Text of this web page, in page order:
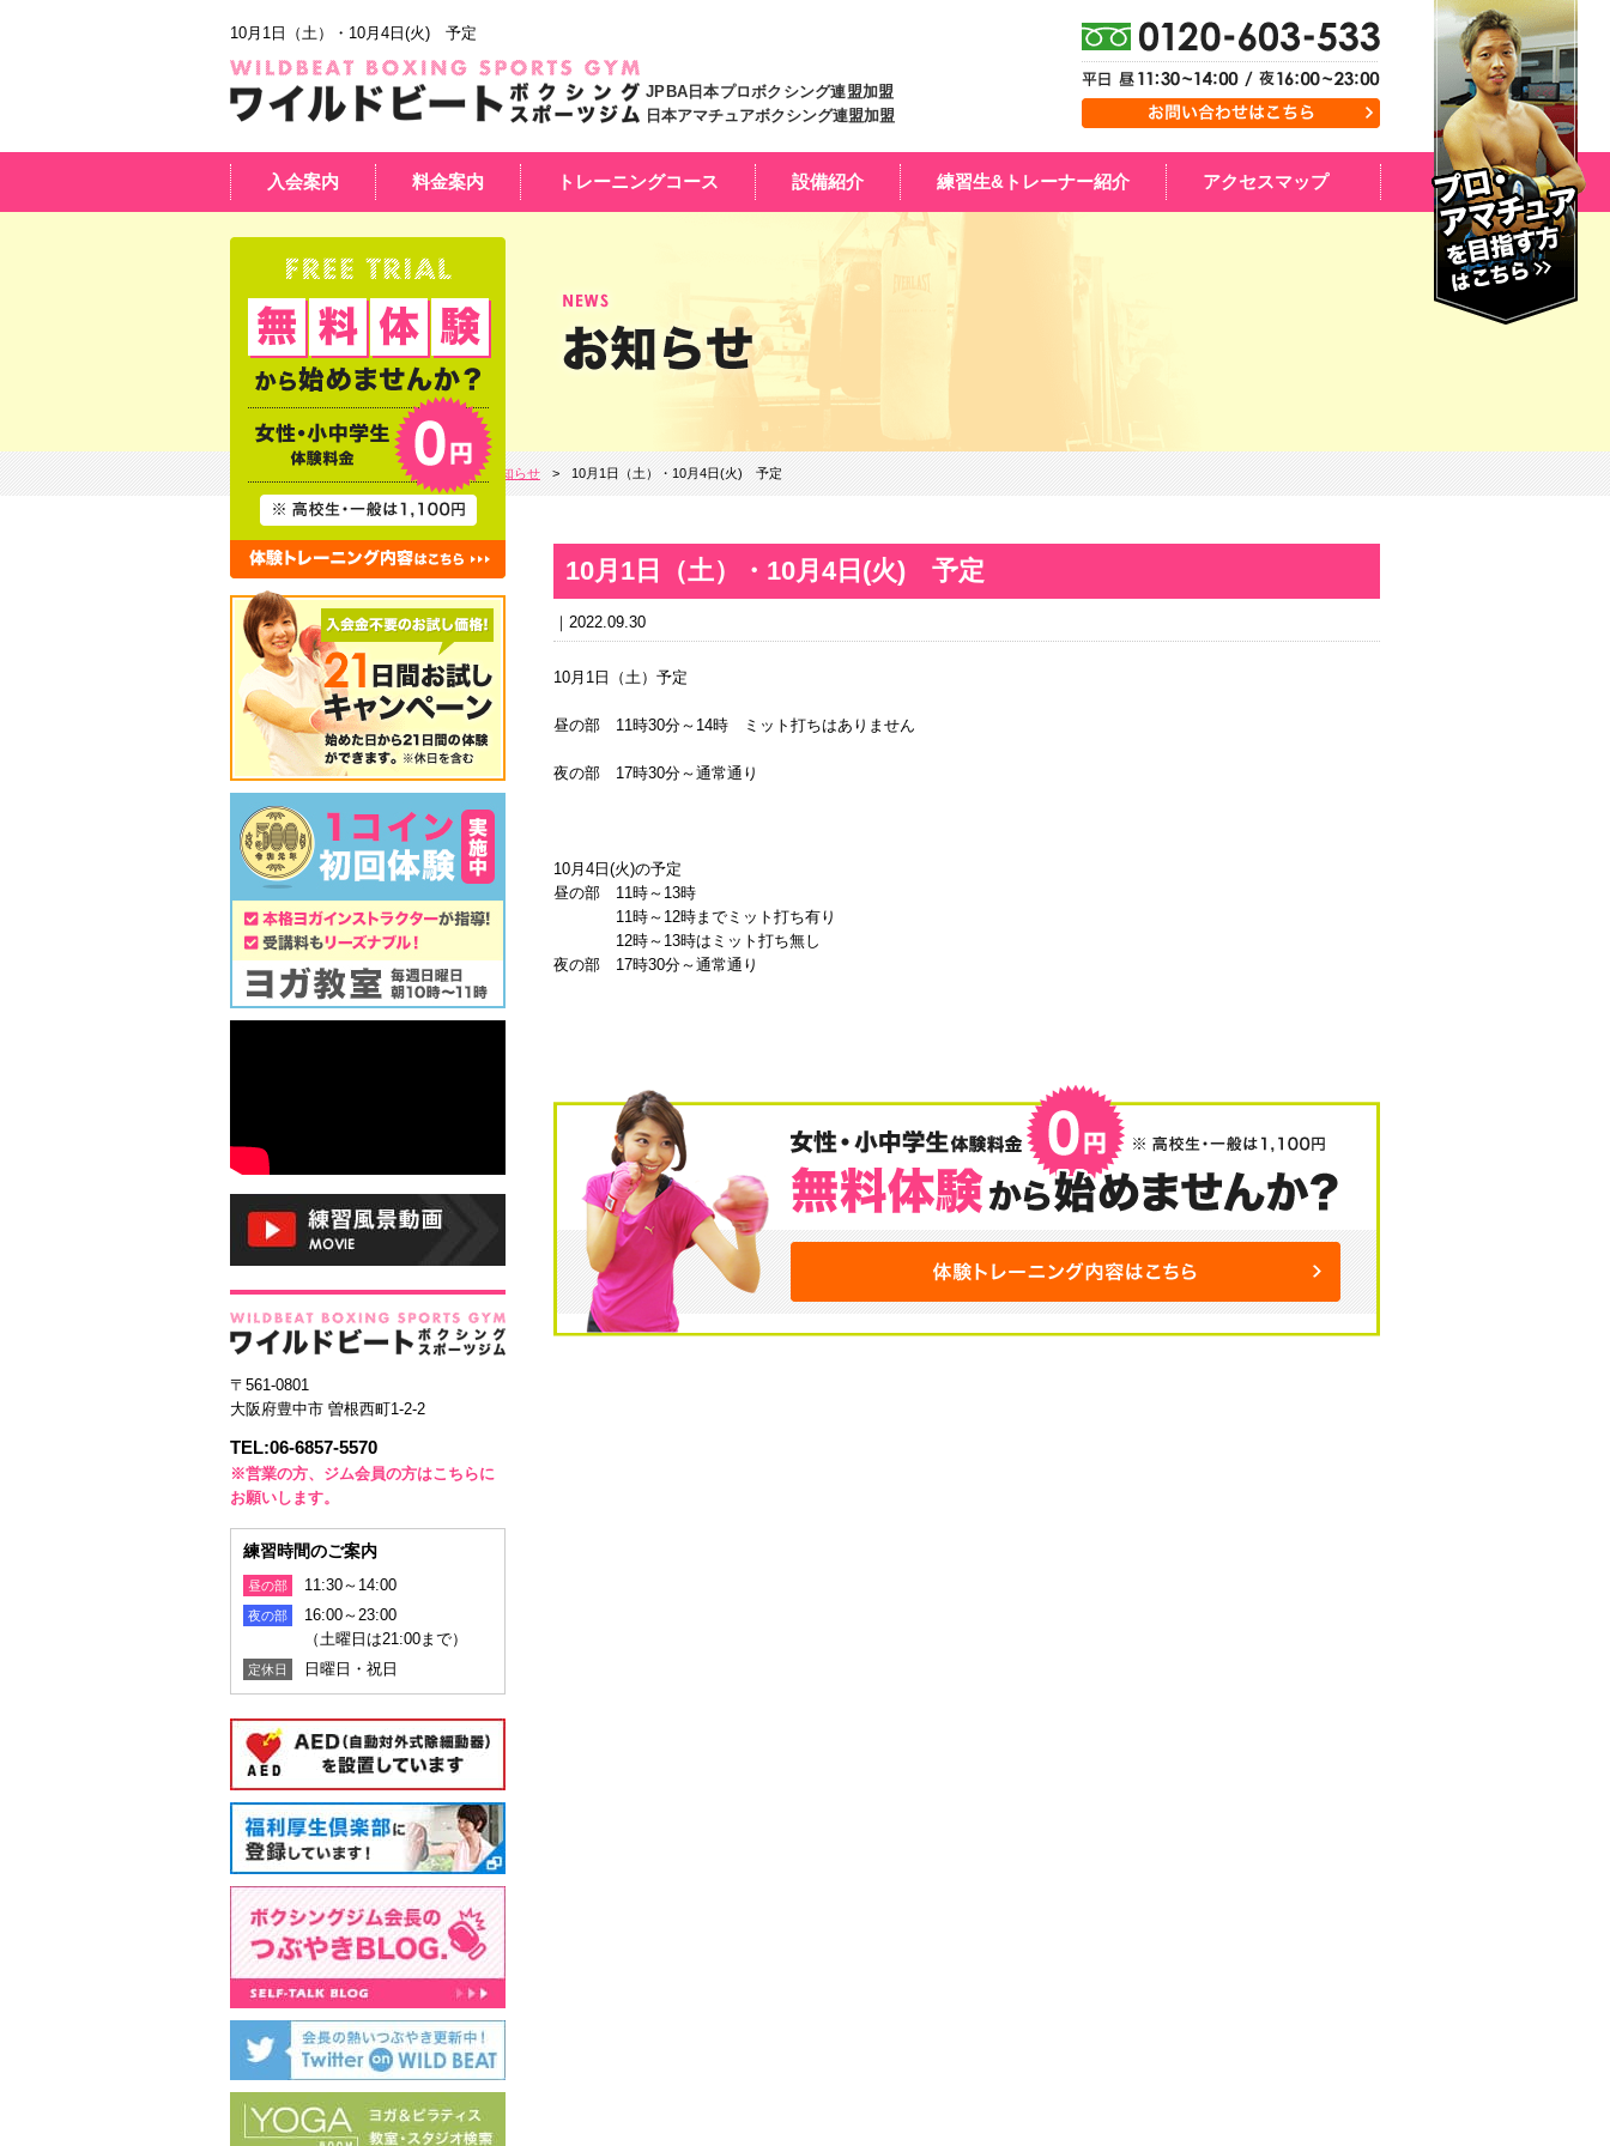
10月1日（土）・10月4日(火) 予定
JPBA日本プロボクシング連盟加盟
日本アマチュアボクシング連盟加盟
入会案内 料金案内 トレーニングコース 設備紹介 練習生&トレーナー紹介 アクセスマップ
お知らせ 10月1日（土）・10月4日(火) 予定
10月1日（土）・10月4日(火) 予定
2022.09.30
10月1日（土）予定
昼の部 11時30分～14時 ミット打ちはありません
夜の部 17時30分～通常通り
10月4日(火)の予定
昼の部 11時～13時
11時～12時までミット打ち有り
12時～13時はミット打ち無し
夜の部 17時30分～通常通り
〒561-0801
大阪府豊中市 曽根西町1-2-2
TEL:06-6857-5570
※営業の方、ジム会員の方はこちらに
お願いします。
練習時間のご案内
昼の部 11:30～14:00
夜の部
16:00～23:00
（土曜日は21:00まで）
定休日 日曜日・祝日